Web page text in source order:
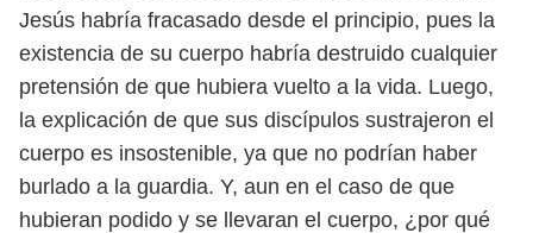
Jesús habría fracasado desde el principio, pues la
existencia de su cuerpo habría destruido cualquier
pretensión de que hubiera vuelto a la vida. Luego,
la explicación de que sus discípulos sustrajeron el
cuerpo es insostenible, ya que no podrían haber
burlado a la guardia. Y, aun en el caso de que
hubieran podido y se llevaran el cuerpo, ¿por qué